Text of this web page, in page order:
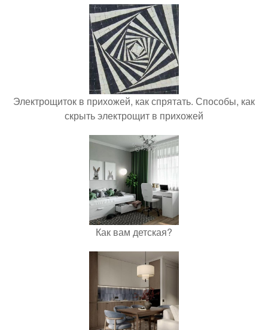
Электрощиток в прихожей, как спрятать. Способы, как
скрыть электрощит в прихожей
Как вам детская?